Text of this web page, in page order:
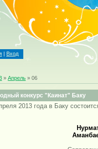
| Вход
» Апрель » 06
конкурс "Каинат" Баку
2013 года в Баку